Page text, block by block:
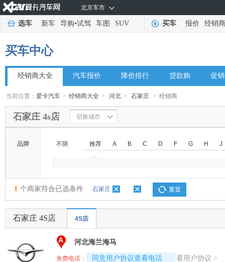
北京车市
选车 新车 导购•试驾 车图 SUV 买车 报价 经销商
买车中心
经销商大全 汽车报价 降价排行 贷款购 促
当前位置：爱卡汽车 > 经销商大全 > 河北 > 石家庄 > 经销商
石家庄 4s店 切换城市
品牌 不限 推荐 A B C D F G H J
◆
◆
1 个商家符合已选条件 石家庄 重置
石家庄 4S店 4S店
A 河北海兰海马
免费电话： 同意用户协议查看电话
4008194313-2298 查看用户协议 >